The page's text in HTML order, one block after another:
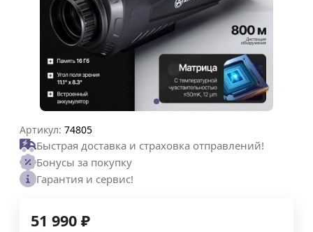
Артикул: 74805
Быстрая доставка и страховка отправлений!
Бонусы за покупку
Гарантия и сервис!
51 990 ₽